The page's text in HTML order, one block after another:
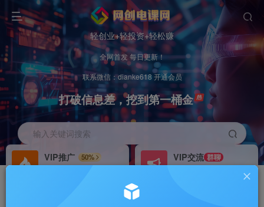
轻创业+轻投资+轻松赚
全网首发 每日更新！
联系微信：dianke618 开通会员
打破信息差，挖到第一桶金
输入关键词搜索
VIP推广
50%
VIP交流 群聊
研究探讨更多创业项目路子。